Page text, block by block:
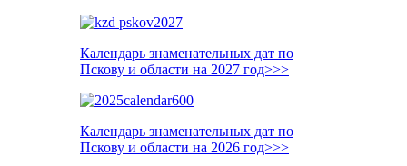
Календарь знаменательных дат по
Пскову и области на 2027 год>>>
Календарь знаменательных дат по
Пскову и области на 2026 год>>>